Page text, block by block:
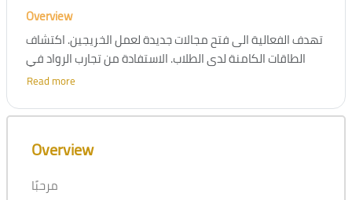
Overview
تهدف الفعالية الى فتح مجالات جديدة لعمل الخريجين. اكتشاف
الطاقات الكامنة لدى الطلاب. الاستفادة من تجارب الرواد في
Read more
Skip [Cocoon] Course Overview
Overview
مرحبًا